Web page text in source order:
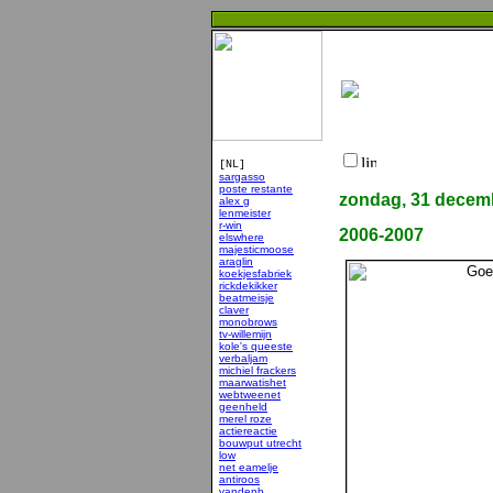
[NL]
sargasso
poste restante
alex g
lenmeister
r-win
elswhere
majesticmoose
araglin
koekjesfabriek
rickdekikker
beatmeisje
claver
monobrows
tv-willemijn
kole's queeste
verbaljam
michiel frackers
maarwatishet
webtweenet
geenheld
merel roze
actiereactie
bouwput utrecht
low
net eamelje
antiroos
zondag, 31
2006-2007